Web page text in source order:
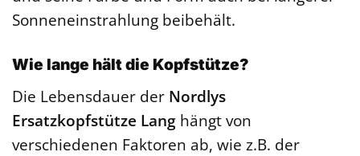
Sonneneinstrahlung beibehält.
Wie lange hält die Kopfstütze?
Die Lebensdauer der Nordlys
Ersatzkopfstütze Lang hängt von
verschiedenen Faktoren ab, wie z.B. der